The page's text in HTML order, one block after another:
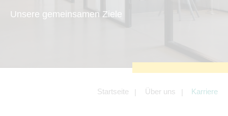
Unsere gemeinsamen Ziele
Startseite Über uns Karriere
Angebotes einschließlich der
Angeboten von z.B. Facebook und